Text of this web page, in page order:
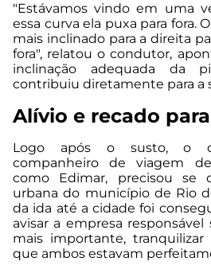
"Estávamos vindo em uma
essa curva ela puxa para fora.
mais inclinado para a direita
fora", relatou o condutor,
inclinação adequada da
contribuiu diretamente para a
Alívio e recado
Logo após o susto, o
companheiro de viagem
como Edimar, precisou se
urbana do município de Rio
da ida até a cidade foi
avisar a empresa
mais importante,
que ambos estavam